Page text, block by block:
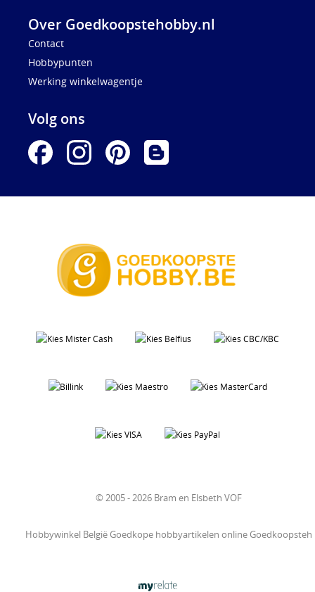
Over Goedkoopstehobby.nl
Contact
Hobbypunten
Werking winkelwagentje
Volg ons
© 2005 - 2026 Bram en Elsbeth VOF
Hobbywinkel België Goedkope hobbyartikelen online Goedkoopsteh